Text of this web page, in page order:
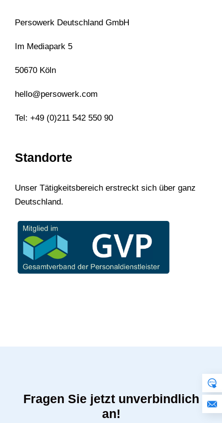
Persowerk Deutschland GmbH
Im Mediapark 5
50670 Köln
hello@persowerk.com
Tel: +49 (0)211 542 550 90
Standorte
Unser Tätigkeitsbereich erstreckt sich über ganz
Deutschland.
Fragen Sie jetzt unverbindlich
an!